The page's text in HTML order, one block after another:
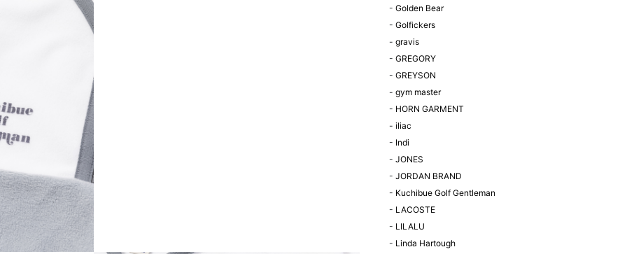
- Golden Bear
- Golfickers
- gravis
- GREGORY
- GREYSON
- gym master
- HORN GARMENT
- iliac
- Indi
- JONES
- JORDAN BRAND
- Kuchibue Golf Gentleman
- LACOSTE
- LILALU
- Linda Hartough